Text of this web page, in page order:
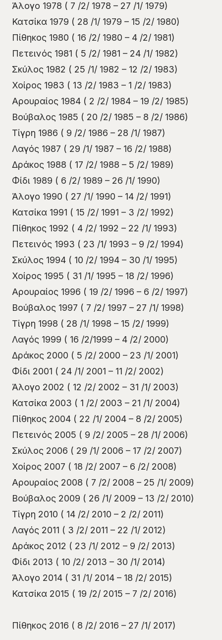
Άλογο 1978 ( 7 /2/ 1978 – 27 /1/ 1979)
Κατσίκα 1979 ( 28 /1/ 1979 – 15 /2/ 1980)
Πίθηκος 1980 ( 16 /2/ 1980 – 4 /2/ 1981)
Πετεινός 1981 ( 5 /2/ 1981 – 24 /1/ 1982)
Σκύλος 1982 ( 25 /1/ 1982 – 12 /2/ 1983)
Χοίρος 1983 ( 13 /2/ 1983 – 1 /2/ 1983)
Αρουραίος 1984 ( 2 /2/ 1984 – 19 /2/ 1985)
Βούβαλος 1985 ( 20 /2/ 1985 – 8 /2/ 1986)
Τίγρη 1986 ( 9 /2/ 1986 – 28 /1/ 1987)
Λαγός 1987 ( 29 /1/ 1987 – 16 /2/ 1988)
Δράκος 1988 ( 17 /2/ 1988 – 5 /2/ 1989)
Φίδι 1989 ( 6 /2/ 1989 – 26 /1/ 1990)
Άλογο 1990 ( 27 /1/ 1990 – 14 /2/ 1991)
Κατσίκα 1991 ( 15 /2/ 1991 – 3 /2/ 1992)
Πίθηκος 1992 ( 4 /2/ 1992 – 22 /1/ 1993)
Πετεινός 1993 ( 23 /1/ 1993 – 9 /2/ 1994)
Σκύλος 1994 ( 10 /2/ 1994 – 30 /1/ 1995)
Χοίρος 1995 ( 31 /1/ 1995 – 18 /2/ 1996)
Αρουραίος 1996 ( 19 /2/ 1996 – 6 /2/ 1997)
Βούβαλος 1997 ( 7 /2/ 1997 – 27 /1/ 1998)
Τίγρη 1998 ( 28 /1/ 1998 – 15 /2/ 1999)
Λαγός 1999 ( 16 /2/1999 – 4 /2/ 2000)
Δράκος 2000 ( 5 /2/ 2000 – 23 /1/ 2001)
Φίδι 2001 ( 24 /1/ 2001 – 11 /2/ 2002)
Άλογο 2002 ( 12 /2/ 2002 – 31 /1/ 2003)
Κατσίκα 2003 ( 1 /2/ 2003 – 21 /1/ 2004)
Πίθηκος 2004 ( 22 /1/ 2004 – 8 /2/ 2005)
Πετεινός 2005 ( 9 /2/ 2005 – 28 /1/ 2006)
Σκύλος 2006 ( 29 /1/ 2006 – 17 /2/ 2007)
Χοίρος 2007 ( 18 /2/ 2007 – 6 /2/ 2008)
Αρουραίος 2008 ( 7 /2/ 2008 – 25 /1/ 2009)
Βούβαλος 2009 ( 26 /1/ 2009 – 13 /2/ 2010)
Τίγρη 2010 ( 14 /2/ 2010 – 2 /2/ 2011)
Λαγός 2011 ( 3 /2/ 2011 – 22 /1/ 2012)
Δράκος 2012 ( 23 /1/ 2012 – 9 /2/ 2013)
Φίδι 2013 ( 10 /2/ 2013 – 30 /1/ 2014)
Άλογο 2014 ( 31 /1/ 2014 – 18 /2/ 2015)
Κατσίκα 2015 ( 19 /2/ 2015 – 7 /2/ 2016)
Πίθηκος 2016 ( 8 /2/ 2016 – 27 /1/ 2017)